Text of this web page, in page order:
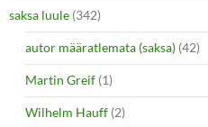
saksa luule (342)
autor määratlemata (saksa) (42)
Martin Greif (1)
Wilhelm Hauff (2)